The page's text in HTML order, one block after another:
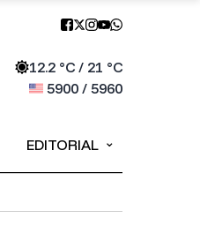
12.2°C / 21 °C
5900/ 5960
EDITORIAL ⌄